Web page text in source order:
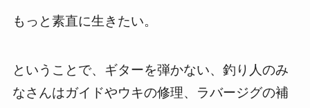
もっと素直に生きたい。
ということで、ギターを弾かない、釣り人のみ
なさんはガイドやウキの修理、ラバージグの補